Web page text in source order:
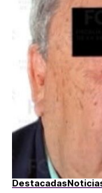
Destacadas